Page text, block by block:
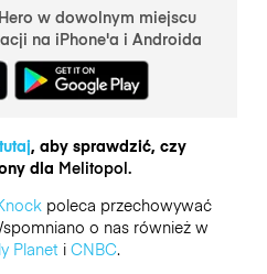
w dowolnym miejscu
na iPhone'a i Androida
, aby sprawdzić, czy
dla Melitopol.
poleca przechowywać
o nas również w
Planeti CNBC.